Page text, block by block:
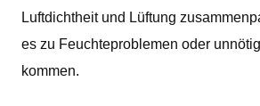
Luftdichtheit und Lüftung
es zu Feuchteproblemen oder
kommen.